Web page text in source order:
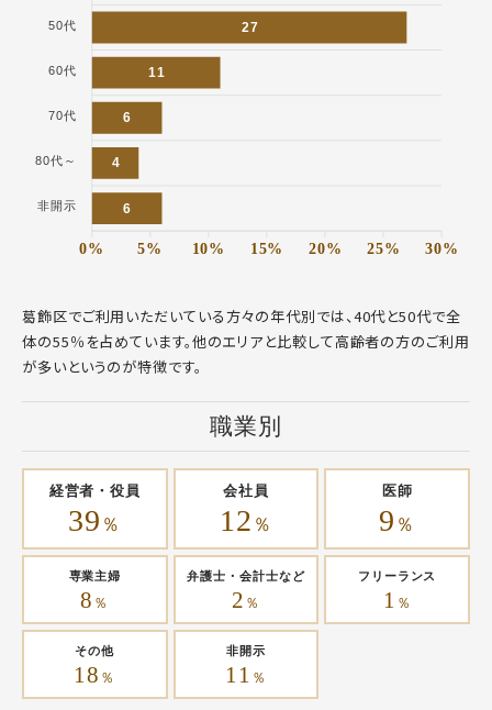
27
11
6
4
6
50代
60代
70代
80代～
非開示
30%
25%
20%
15%
10%
5%
0%
葛飾区でご利用いただいている方々の年代別では、40代と50代で全
体の55％を占めています。他のエリアと比較して高齢者の方のご利用
が多いというのが特徴です。
職業別
経営者・役員
39 ％
会社員
12 ％
医師
9 ％
専業主婦
8 ％
弁護士・会計士など
2 ％
フリーランス
1 ％
その他
18 ％
非開示
11 ％